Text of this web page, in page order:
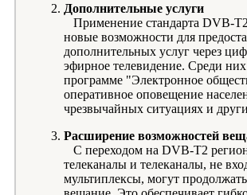
Дополнительные услуги
Применение стандарта DVB-
новые возможности для
дополнительных услуг через
эфирное телевидение. Среди
программе "Электронное
оперативное оповещение
чрезвычайных ситуациях и
Расширение возможностей
С переходом на DVB-T2
телеканалы и телеканалы, не
мультиплексы, могут